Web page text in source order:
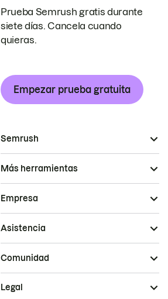
Prueba Semrush gratis durante
siete días. Cancela cuando
quieras.
Empezar prueba gratuita
Semrush
Más herramientas
Empresa
Asistencia
Comunidad
Legal